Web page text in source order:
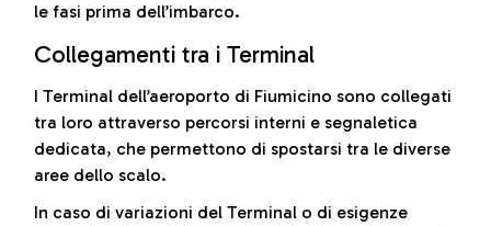
le fasi prima dell’imbarco.
Collegamenti tra i Terminal
I Terminal dell’aeroporto di Fiumicino sono collegati
tra loro attraverso percorsi interni e segnaletica
dedicata, che permettono di spostarsi tra le diverse
aree dello scalo.
In caso di variazioni del Terminal o di esigenze